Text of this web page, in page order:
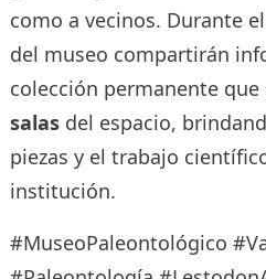
como a vecinos. Durante
del museo compartirán
colección permanente que
salasdel espacio,
piezas y el trabajo
institución.
#MuseoPaleontológico